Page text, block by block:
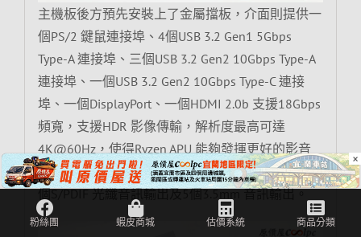
主機板後方預先安裝上了金屬擋板，介面則提供一
個PS/2 鍵鼠連接埠、4個USB 3.2 Gen1 5Gbps
Type-A 連接埠、三個USB 3.2 Gen2 10Gbps Type-A
連接埠、一個USB 3.2 Gen2 10Gbps Type-C 連接
埠、一個DisplayPort、一個HDMI 2.0b 支援18Gbps
頻寬，支援HDR 影像傳輸，解析度最高可達
4K@60Hz，使得Ryzen APU 能夠發揮更好的影音
表現，另外還有一個RJ45 Gigabit LAN 網路孔、一
個S/PDIF 光纖音訊輸出及5個3.5mm 音訊輸出。
×